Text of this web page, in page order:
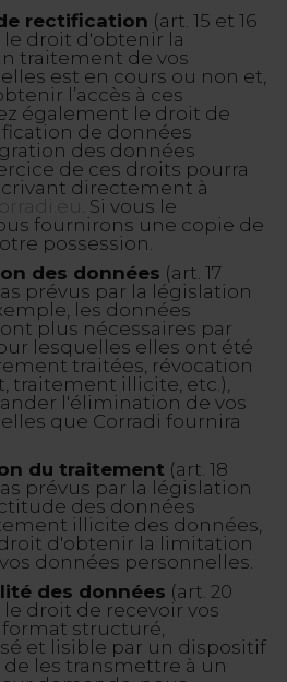
rectification (art. 15 et 16
le droit d'obtenir la
traitement de vos
est en cours ou non et,
l’accès à ces
également le droit de
de données
des données
de ces droits pourra
directement à
. Si vous le
fournirons une copie de
possession.
des données (art. 17
prévus par la législation
les données
plus nécessaires par
lesquelles elles ont été
traitées, révocation
traitement illicite, etc.),
l'élimination de vos
que Corradi fournira
du traitement (art. 18
prévus par la législation
des données
illicite des données,
droit d'obtenir la limitation
données personnelles.
des données (art. 20
le droit de recevoir vos
structuré,
et lisible par un dispositif
les transmettre à un